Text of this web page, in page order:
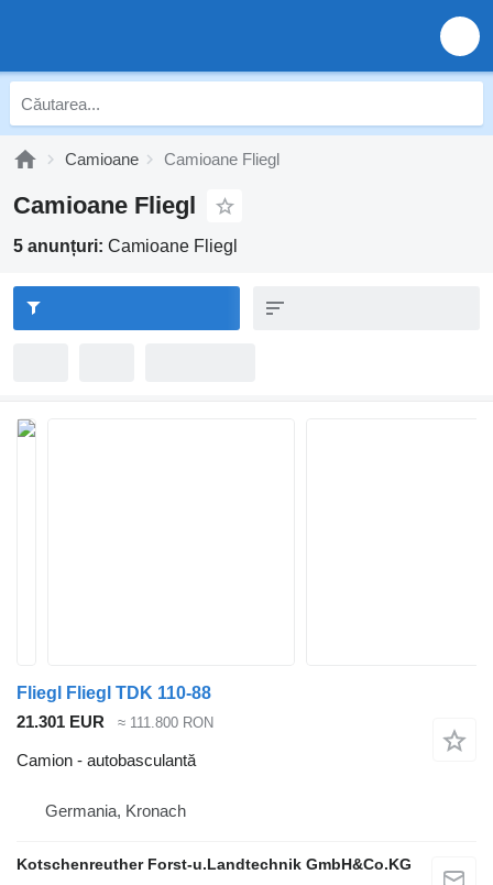
Camioane Camioane Fliegl
Camioane Fliegl
5 anunțuri: Camioane Fliegl
Fliegl Fliegl TDK 110-88
21.301 EUR
≈ 111.800 RON
Camion - autobasculantă
Germania, Kronach
Kotschenreuther Forst-u.Landtechnik GmbH&Co.KG